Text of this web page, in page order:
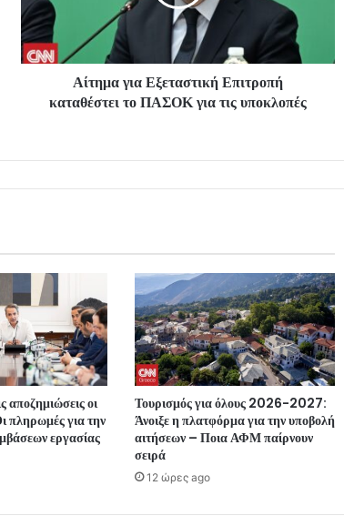
Αίτημα για Εξεταστική Επιτροπή
καταθέστει το ΠΑΣΟΚ για τις υποκλοπές
αποζημιώσεις οι
πληρωμές για την
εργασίας
Τουρισμός για όλους 2026-2027:
Άνοιξε η πλατφόρμα για την υποβολή
αιτήσεων – Ποια ΑΦΜ παίρνουν
σειρά
12 ώρες ago